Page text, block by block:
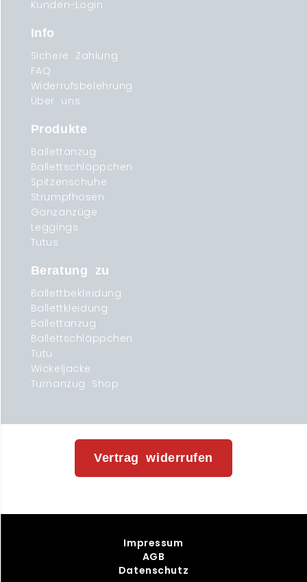
Kunden-Login
Info
Sichere Zahlung
FAQ
Widerrufsbelehrung
Über uns
Produkte
Ballettanzug
Ballettschläppchen
Spitzenschuhe
Strumpfhosen
Ganzanzüge
Leggings
Tutus
Beratung zu
Ballettbekleidung
Ballettkleidung
Ballettanzug
Ballettschläppchen
Tutu
Wickeljacke
Turnanzug Shop
Vertrag widerrufen
Impressum
AGB
Datenschutz